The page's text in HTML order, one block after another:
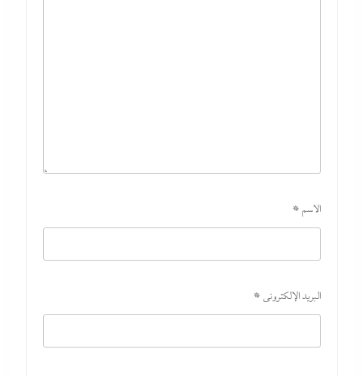
الاسم *
البريد الإلكتروني *